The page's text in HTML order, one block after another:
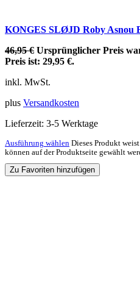
KONGES SLØJD Roby Asnou
46,95€ Ursprünglicher Preis
Preis ist: 29,95 €.
inkl. MwSt.
plus Versandkosten
Lieferzeit: 3-5 Werktage
Ausführung wählen Dieses Produkt
können auf der Produktseite gewählt
Zu Favoriten hinzufügen